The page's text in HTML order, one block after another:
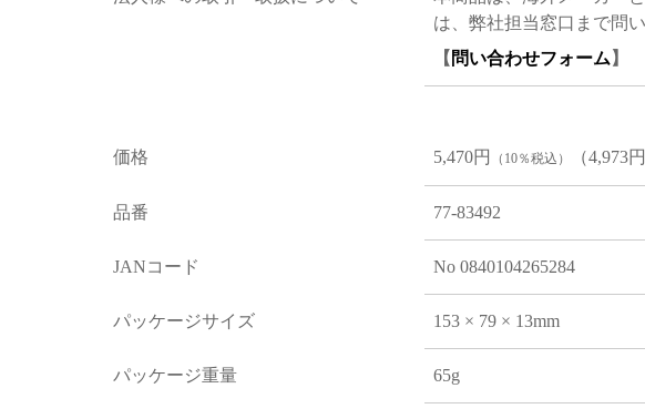
は、弊社担当窓口まで問
【 問い合わせフォーム 】
価格 5,470円 （10％税込） （4,973円
品番 77-83492
JANコード No 0840104265284
パッケージサイズ 153 × 79 × 13mm
パッケージ重量 65g